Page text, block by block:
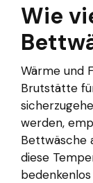
Wie
Wärme und
Brutstätte
werden,
Bettwäsche
diese